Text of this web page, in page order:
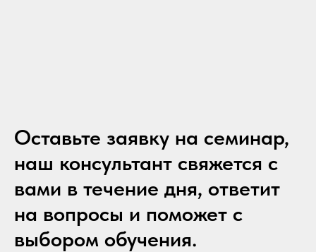
Оставьте заявку на семинар,
наш консультант свяжется с
вами в течение дня, ответит
на вопросы и поможет с
выбором обучения.